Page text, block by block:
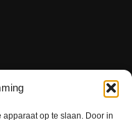
op te slaan. Door in